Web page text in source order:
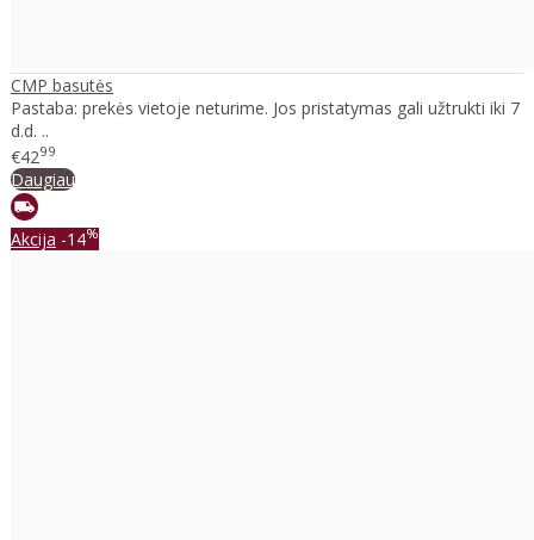
CMP basutės
Pastaba: prekės vietoje neturime. Jos pristatymas gali užtrukti iki 7
d.d. ..
€4299
Daugiau
Akcija -14%